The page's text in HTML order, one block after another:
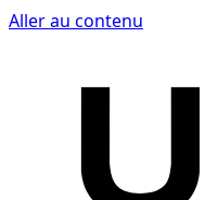
Aller au contenu